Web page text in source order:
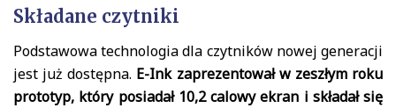
Składane czytniki
Podstawowa technologia dla czytników nowej generacji
jest już dostępna. E-Ink zaprezentował w zeszłym roku
prototyp, który posiadał 10,2 calowy ekran i składał się